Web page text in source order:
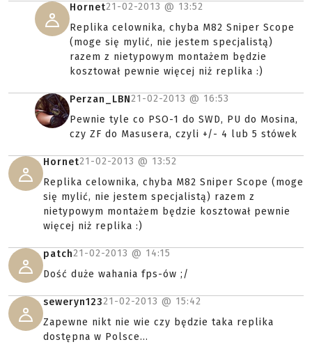
Hornet21-02-2013 @ 13:52
Replika celownika, chyba M82 Sniper Scope
(moge się mylić, nie jestem specjalistą)
razem z nietypowym montażem będzie
kosztował pewnie więcej niż replika :)
Perzan_LBN21-02-2013 @ 16:53
Pewnie tyle co PSO-1 do SWD, PU do Mosina,
czy ZF do Masusera, czyli +/- 4 lub 5 stówek
Hornet21-02-2013 @ 13:52
Replika celownika, chyba M82 Sniper Scope (moge
się mylić, nie jestem specjalistą) razem z
nietypowym montażem będzie kosztował pewnie
więcej niż replika :)
patch21-02-2013 @ 14:15
Dość duże wahania fps-ów ;/
seweryn12321-02-2013 @ 15:42
Zapewne nikt nie wie czy będzie taka replika
dostępna w Polsce...